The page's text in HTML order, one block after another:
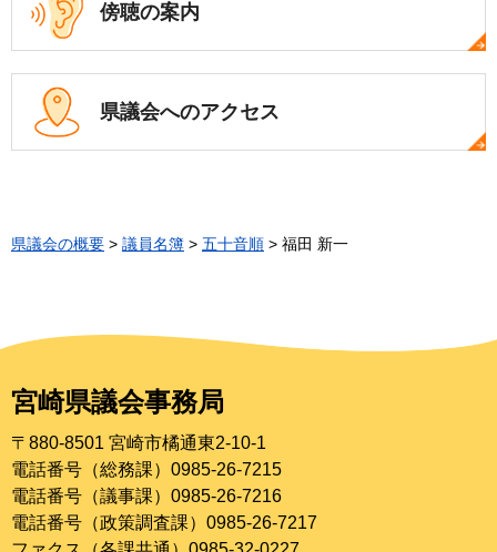
傍聴の案内
県議会へのアクセス
県議会の概要 > 議員名簿 > 五十音順 > 福田 新一
宮崎県議会事務局
〒880-8501 宮崎市橘通東2-10-1
電話番号（総務課）0985-26-7215
電話番号（議事課）0985-26-7216
電話番号（政策調査課）0985-26-7217